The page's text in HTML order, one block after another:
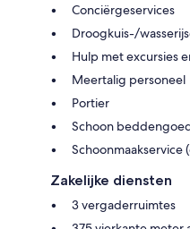
Conciërgeservices
Droogkuis-/
Hulp met excursies
Meertalig personeel
Portier
Schoon
Schoonmaakservice
Zakelijke diensten
3 vergaderruimtes